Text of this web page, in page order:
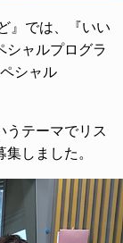
』では、『いい
シャルプログラ
シャル
うテーマでリス
しました。